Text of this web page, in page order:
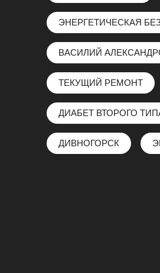
ЭНЕРГЕТИЧЕСКАЯ
ВАСИЛИЙ
ТЕКУЩИЙ РЕМОНТ
ДИАБЕТ ВТОРОГО
ДИВНОГОРСК